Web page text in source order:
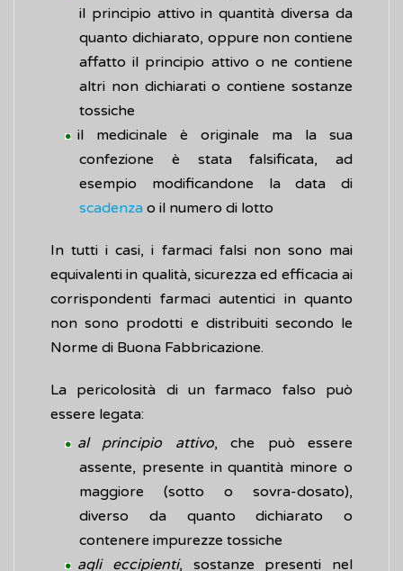
il principio attivo in quantità diversa da
quanto dichiarato, oppure non contiene
affatto il principio attivo o ne contiene
altri non dichiarati o contiene sostanze
tossiche
il medicinale è originale ma la sua
confezione è stata falsificata, ad
esempio modificandone la data di
scadenza o il numero di lotto
In tutti i casi, i farmaci falsi non sono mai
equivalenti in qualità, sicurezza ed efficacia ai
corrispondenti farmaci autentici in quanto
non sono prodotti e distribuiti secondo le
Norme di Buona Fabbricazione.
La pericolosità di un farmaco falso può
essere legata:
al principio attivo, che può essere
assente, presente in quantità minore o
maggiore (sotto o sovra-dosato),
diverso da quanto dichiarato o
contenere impurezze tossiche
agli eccipienti, sostanze presenti nel